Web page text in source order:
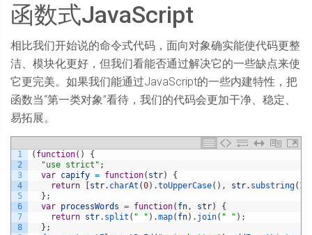
函数式JavaScript
相比我们开始说的命令式代码，面向对象确实能使代码更整
洁、模块化更好，但我们看能否通过解决它的一些缺点来使
它更完美。如果我们能通过JavaScript的一些内建特性，把
函数当“第一类对象”看待，我们的代码会更加干净、稳定、
易拓展。
1
2
3
4
5
6
7
8
( function( )
{
"use strict" ;
var capify = function( str)
{
return
str. charAt (0) .toUpperCase( ) , str. substring( 1
} ;
var processWords = function( fn, str)
{
return str. split ( " " ) .map( fn) . join( " " ) ;
} ;